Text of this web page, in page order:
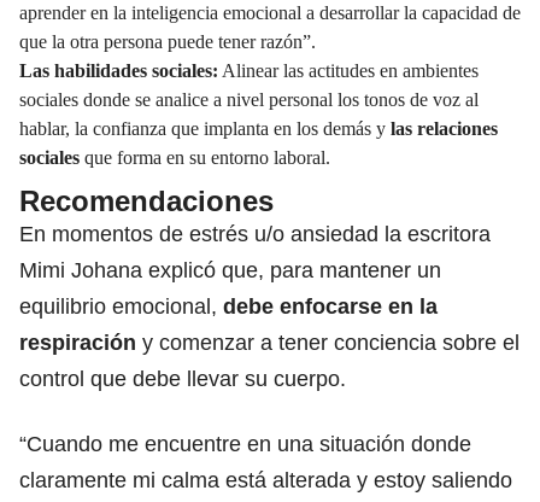
aprender en la inteligencia emocional a desarrollar la capacidad de
que la otra persona puede tener razón”.
Las habilidades sociales: Alinear las actitudes en ambientes
sociales donde se analice a nivel personal los tonos de voz al
hablar, la confianza que implanta en los demás y las relaciones
sociales que forma en su entorno laboral.
Recomendaciones
En momentos de estrés u/o ansiedad la escritora
Mimi Johana explicó que, para mantener un
equilibrio emocional, debe enfocarse en la
respiración y comenzar a tener conciencia sobre el
control que debe llevar su cuerpo.
“Cuando me encuentre en una situación donde
claramente mi calma está alterada y estoy saliendo